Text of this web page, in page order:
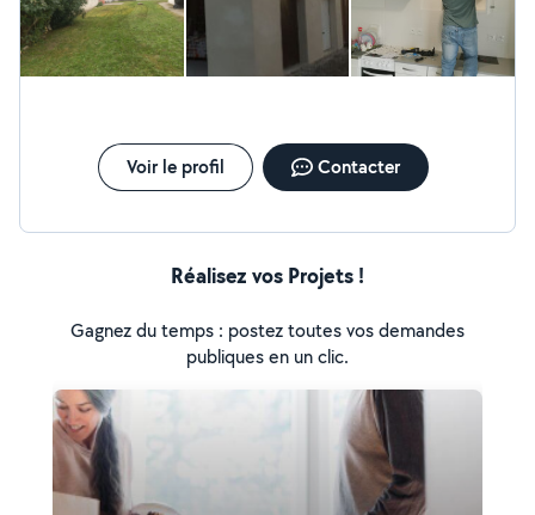
Voir le profil Contacter
Réalisez vos Projets !
Gagnez du temps : postez toutes vos demandes
publiques en un clic.